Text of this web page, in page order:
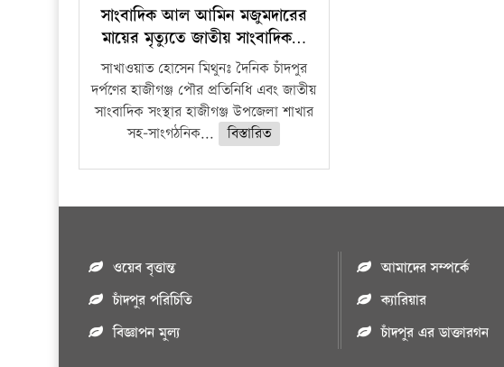
সাংবাদিক আল আমিন মজুমদারের
মায়ের মৃত্যুতে জাতীয় সাংবাদিক…
সাখাওয়াত হোসেন মিথুনঃ দৈনিক চাঁদপুর
দর্পণের হাজীগঞ্জ পৌর প্রতিনিধি এবং জাতীয়
সাংবাদিক সংস্থার হাজীগঞ্জ উপজেলা শাখার
সহ-সাংগঠনিক...
বিস্তারিত
ওয়েব বৃত্তান্ত
চাঁদপুর পরিচিতি
বিজ্ঞাপন মুল্য
আমাদের সম্পর্কে
ক্যারিয়ার
চাঁদপুর এর ডাক্তারগন